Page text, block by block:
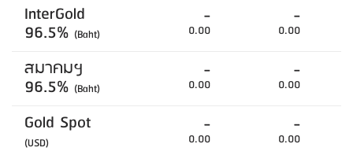
InterGold
96.5% (Baht)
-
0.00
-
0.00
สมาคมฯ
96.5% (Baht)
-
0.00
-
0.00
Gold Spot
(USD)
-
0.00
-
0.00